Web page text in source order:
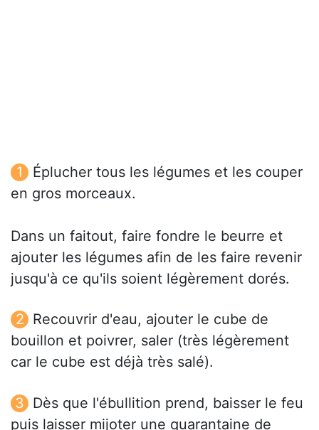
Éplucher tous les légumes et les couper
en gros morceaux.
Dans un faitout, faire fondre le beurre et
ajouter les légumes afin de les faire revenir
jusqu'à ce qu'ils soient légèrement dorés.
Recouvrir d'eau, ajouter le cube de
bouillon et poivrer, saler (très légèrement
car le cube est déjà très salé).
Dès que l'ébullition prend, baisser le feu
puis laisser mijoter une quarantaine de